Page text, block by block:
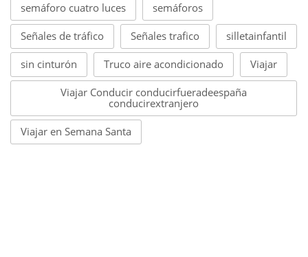
semáforo cuatro luces semáforos
Señales de tráfico Señales trafico silletainfantil
sin cinturón Truco aire acondicionado Viajar
Viajar Conducir conducirfueradeespaña
conducirextranjero
Viajar en Semana Santa